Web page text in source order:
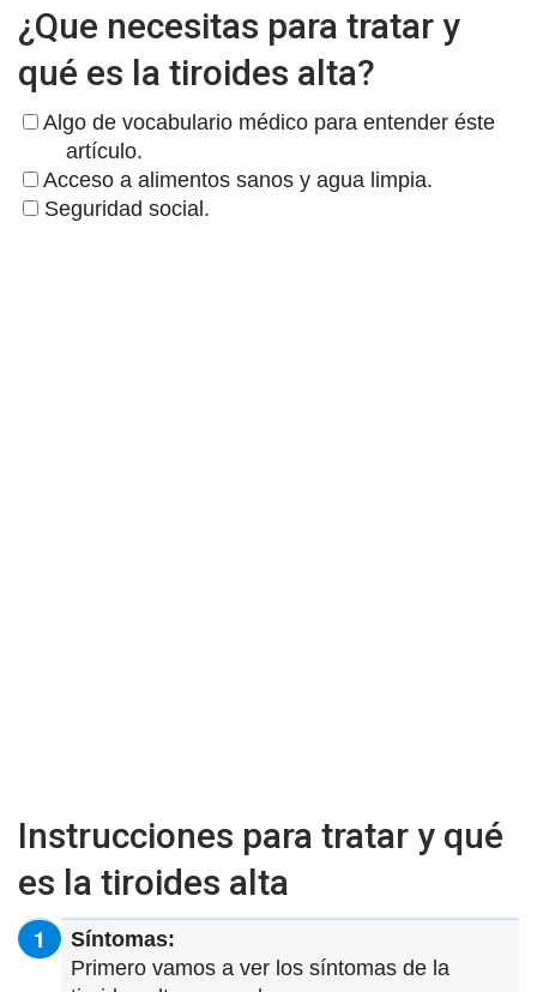
¿Que necesitas para tratar y
qué es la tiroides alta?
Algo de vocabulario médico para entender éste
artículo.
Acceso a alimentos sanos y agua limpia.
Seguridad social.
Instrucciones para tratar y qué
es la tiroides alta
Síntomas:
Primero vamos a ver los síntomas de la